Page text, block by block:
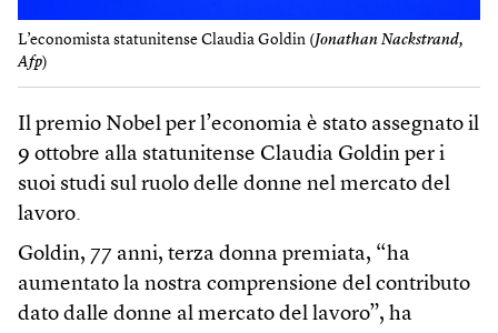
L’economista statunitense Claudia Goldin (Jonathan Nackstrand,
Afp)
Il premio Nobel per l’economia è stato assegnato il
9 ottobre alla statunitense Claudia Goldin per i
suoi studi sul ruolo delle donne nel mercato del
lavoro.
Goldin, 77 anni, terza donna premiata, “ha
aumentato la nostra comprensione del contributo
dato dalle donne al mercato del lavoro”, ha